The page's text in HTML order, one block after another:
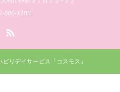
800-1201
ビリデイサービス「コスモス」